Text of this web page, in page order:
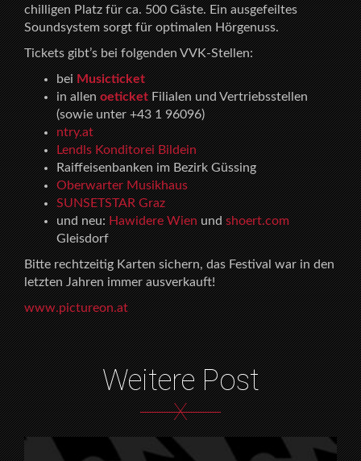
chilligen Platz für ca. 500 Gäste. Ein ausgefeiltes
Soundsystem sorgt für optimalen Hörgenuss.
Tickets gibt’s bei folgenden VVK-Stellen:
beiMusicticket
in allenoeticket Filialen und Vertriebsstellen
(sowie unter +43 1 96096)
ntry.at
Lendls Konditorei Bildein
Raiffeisenbanken im Bezirk Güssing
Oberwarter Musikhaus
SUNSETSTAR Graz
und neu:Hawidere Wienundshoert.com
Gleisdorf
Bitte rechtzeitig Karten sichern, das Festival war in den
letzten Jahren immer ausverkauft!
www.pictureon.at
Weitere Post
X